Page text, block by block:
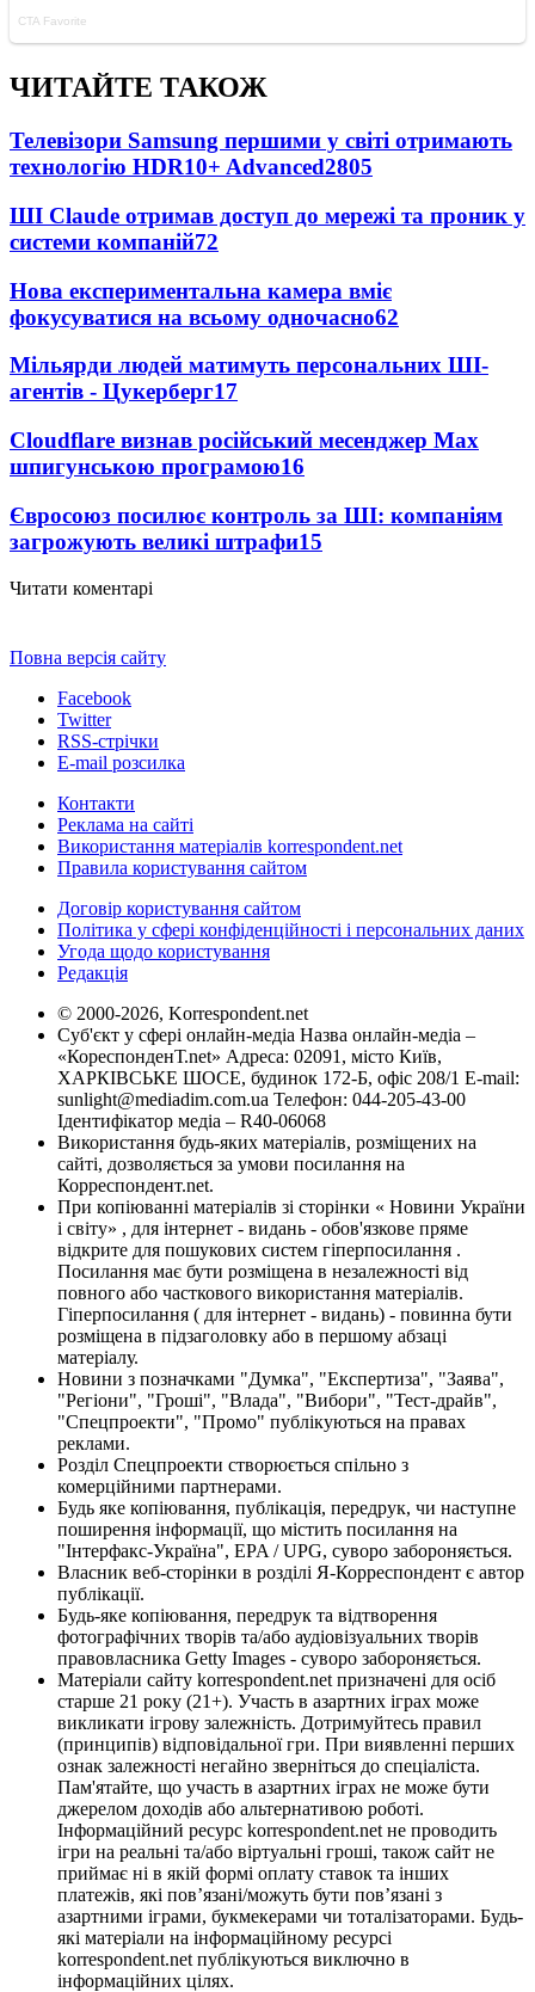
ЧИТАЙТЕ ТАКОЖ
Телевізори Samsung першими у світі отримають
технологію HDR10+ Advanced2805
ШІ Claude отримав доступ до мережі та проник у
системи компаній72
Нова експериментальна камера вміє
фокусуватися на всьому одночасно62
Мільярди людей матимуть персональних ШІ-
агентів - Цукерберг17
Cloudflare визнав російський месенджер Мах
шпигунською програмою16
Євросоюз посилює контроль за ШІ: компаніям
загрожують великі штрафи15
Читати коментарі
Повна версія сайту
Facebook
Twitter
RSS-стрічки
E-mail розсилка
Контакти
Реклама на сайті
Використання матеріалів korrespondent.net
Правила користування сайтом
Договір користування сайтом
Політика у сфері конфіденційності і персональних даних
Угода щодо користування
Редакція
© 2000-2026, Korrespondent.net
Суб'єкт у сфері онлайн-медіа Назва онлайн-медіа –
«КореспонденТ.net» Адреса: 02091, місто Київ,
ХАРКІВСЬКЕ ШОСЕ, будинок 172-Б, офіс 208/1 E-mail:
sunlight@mediadim.com.ua Телефон: 044-205-43-00
Ідентифікатор медіа – R40-06068
Використання будь-яких матеріалів, розміщених на
сайті, дозволяється за умови посилання на
Корреспондент.net.
При копіюванні матеріалів зі сторінки « Новини України
і світу» , для інтернет - видань - обов'язкове пряме
відкрите для пошукових систем гіперпосилання .
Посилання має бути розміщена в незалежності від
повного або часткового використання матеріалів.
Гіперпосилання ( для інтернет - видань) - повинна бути
розміщена в підзаголовку або в першому абзаці
матеріалу.
Новини з позначками "Думка", "Експертиза", "Заява",
"Регіони", "Гроші", "Влада", "Вибори", "Тест-драйв",
"Спецпроекти", "Промо" публікуються на правах
реклами.
Розділ Спецпроекти створюється спільно з
комерційними партнерами.
Будь яке копіювання, публікація, передрук, чи наступне
поширення інформації, що містить посилання на
"Інтерфакс-Україна", EPA / UPG, суворо забороняється.
Власник веб-сторінки в розділі Я-Корреспондент є автор
публікації.
Будь-яке копіювання, передрук та відтворення
фотографічних творів та/або аудіовізуальних творів
правовласника Getty Images - суворо забороняється.
Матеріали сайту korrespondent.net призначені для осіб
старше 21 року (21+). Участь в азартних іграх може
викликати ігрову залежність. Дотримуйтесь правил
(принципів) відповідальної гри. При виявленні перших
ознак залежності негайно зверніться до спеціаліста.
Пам'ятайте, що участь в азартних іграх не може бути
джерелом доходів або альтернативою роботі.
Інформаційний ресурс korrespondent.net не проводить
ігри на реальні та/або віртуальні гроші, також сайт не
приймає ні в якій формі оплату ставок та інших
платежів, які пов’язані/можуть бути пов’язані з
азартними іграми, букмекерами чи тоталізаторами. Будь-
які матеріали на інформаційному ресурсі
korrespondent.net публікуються виключно в
інформаційних цілях.